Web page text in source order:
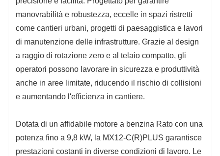
manovrabilità e robustezza, eccelle in spazi ristretti
come cantieri urbani, progetti di paesaggistica e lavori
di manutenzione delle infrastrutture. Grazie al design
a raggio di rotazione zero e al telaio compatto, gli
operatori possono lavorare in sicurezza e produttività
anche in aree limitate, riducendo il rischio di collisioni
e aumentando l'efficienza in cantiere.
Dotata di un affidabile motore a benzina Rato con una
potenza fino a 9,8 kW, la MX12-C(R)PLUS garantisce
prestazioni costanti in diverse condizioni di lavoro. Le